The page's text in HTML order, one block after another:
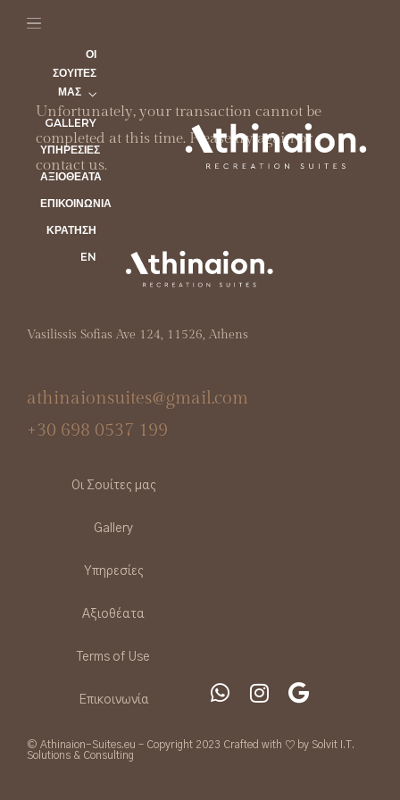
ΟΙ
ΣΟΥΊΤΕΣ
ΜΑΣ
GALLERY
ΥΠΗΡΕΣΊΕΣ
ΑΞΙΟΘΈΑΤΑ
ΕΠΙΚΟΙΝΩΝΊΑ
ΚΡΆΤΗΣΗ
EN
ΥΠΗΡΕΣΊΕΣ
ΑΞΙΟΘΈΑΤΑ
ΕΠΙΚΟΙΝΩΝΊΑ
ΚΡΆΤΗΣΗ
EN
Unfortunately, your transaction cannot be
completed at this time. Please try again or
contact us.
Vasilissis Sofias Ave 124, 11526, Athens
athinaionsuites@gmail.com
+30 698 0537 199
Οι Σουίτες μας
Gallery
Υπηρεσίες
Αξιοθέατα
Terms of Use
Επικοινωνία
© Athinaion-Suites.eu – Copyright 2023 Crafted with ♡ by Solvit I.T.
Solutions & Consulting